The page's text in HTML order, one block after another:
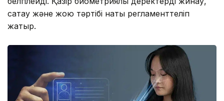
сақтау және жою тәртібі нақты регламенттеліп
жатыр.